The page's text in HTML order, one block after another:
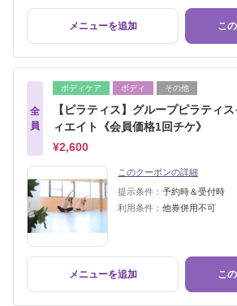
メニューを追加 こ
全
員
ボディケア ボディ その他
【ピラティス】グループピラティ
ィエイト《会員価格1回チケ》
¥2,600
このクーポンの詳細
提示条件： 予約時＆受付時
利用条件： 他券併用不可
メニューを追加 こ